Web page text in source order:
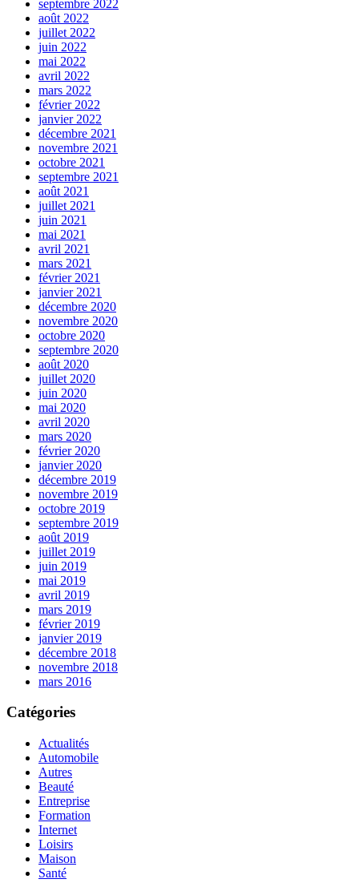
septembre 2022
août 2022
juillet 2022
juin 2022
mai 2022
avril 2022
mars 2022
février 2022
janvier 2022
décembre 2021
novembre 2021
octobre 2021
septembre 2021
août 2021
juillet 2021
juin 2021
mai 2021
avril 2021
mars 2021
février 2021
janvier 2021
décembre 2020
novembre 2020
octobre 2020
septembre 2020
août 2020
juillet 2020
juin 2020
mai 2020
avril 2020
mars 2020
février 2020
janvier 2020
décembre 2019
novembre 2019
octobre 2019
septembre 2019
août 2019
juillet 2019
juin 2019
mai 2019
avril 2019
mars 2019
février 2019
janvier 2019
décembre 2018
novembre 2018
mars 2016
Catégories
Actualités
Automobile
Autres
Beauté
Entreprise
Formation
Internet
Loisirs
Maison
Santé